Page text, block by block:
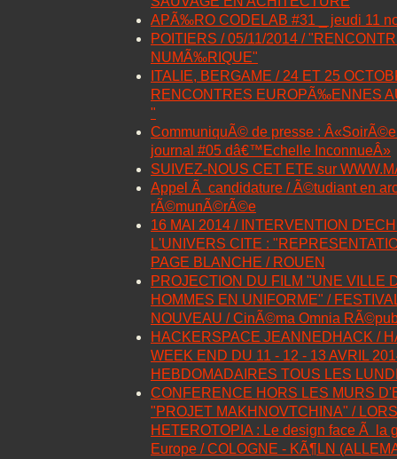
APÃ‰RO CODELAB #31 _ jeudi 11
POITIERS / 05/11/2014 /
NUMÃ‰RIQUE"
ITALIE, BERGAME / 24 ET 25
RENCONTRES EUROPÃ‰ENNES
"
CommuniquÃ© de presse :
journal #05 dâ€™Echelle InconnueÂ»
SUIVEZ-NOUS CET ETE sur
Appel Ã candidature / Ã©tudiant en
rÃ©munÃ©rÃ©e
16 MAI 2014 / INTERVENTION
L'UNIVERS CITE :
PAGE BLANCHE / ROUEN
PROJECTION DU FILM "UNE VILLE
HOMMES EN UNIFORME" /
NOUVEAU / CinÃ©ma Omnia
HACKERSPACE JEANNEDHACK /
WEEK END DU 11 - 12 - 13 AVRIL
HEBDOMADAIRES TOUS LES
CONFERENCE HORS LES MURS
"PROJET MAKHNOVTCHINA" /
HETEROTOPIA : Le design face Ã la
Europe / COLOGNE - KÃ¶LN